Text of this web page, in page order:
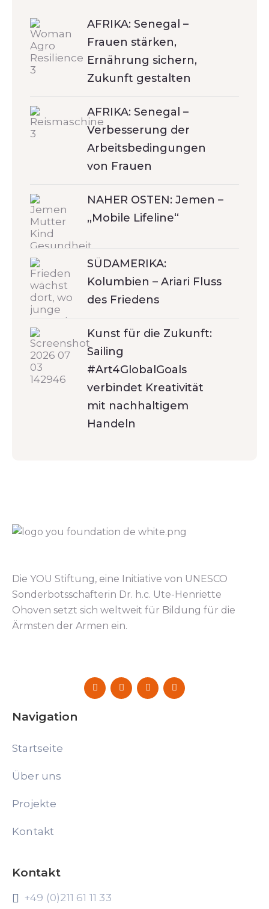
AFRIKA: Senegal –
Frauen stärken,
Ernährung sichern,
Zukunft gestalten
AFRIKA: Senegal –
Verbesserung der
Arbeitsbedingungen
von Frauen
NAHER OSTEN: Jemen –
„Mobile Lifeline“
SÜDAMERIKA:
Kolumbien – Ariari Fluss
des Friedens
Kunst für die Zukunft:
Sailing
#Art4GlobalGoals
verbindet Kreativität
mit nachhaltigem
Handeln
Die YOU Stiftung, eine Initiative von UNESCO
Sonderbotsschafterin Dr. h.c. Ute-Henriette
Ohoven setzt sich weltweit für Bildung für die
Ärmsten der Armen ein.
Navigation
Startseite
Über uns
Projekte
Kontakt
Kontakt
+49 (0)211 61 11 33